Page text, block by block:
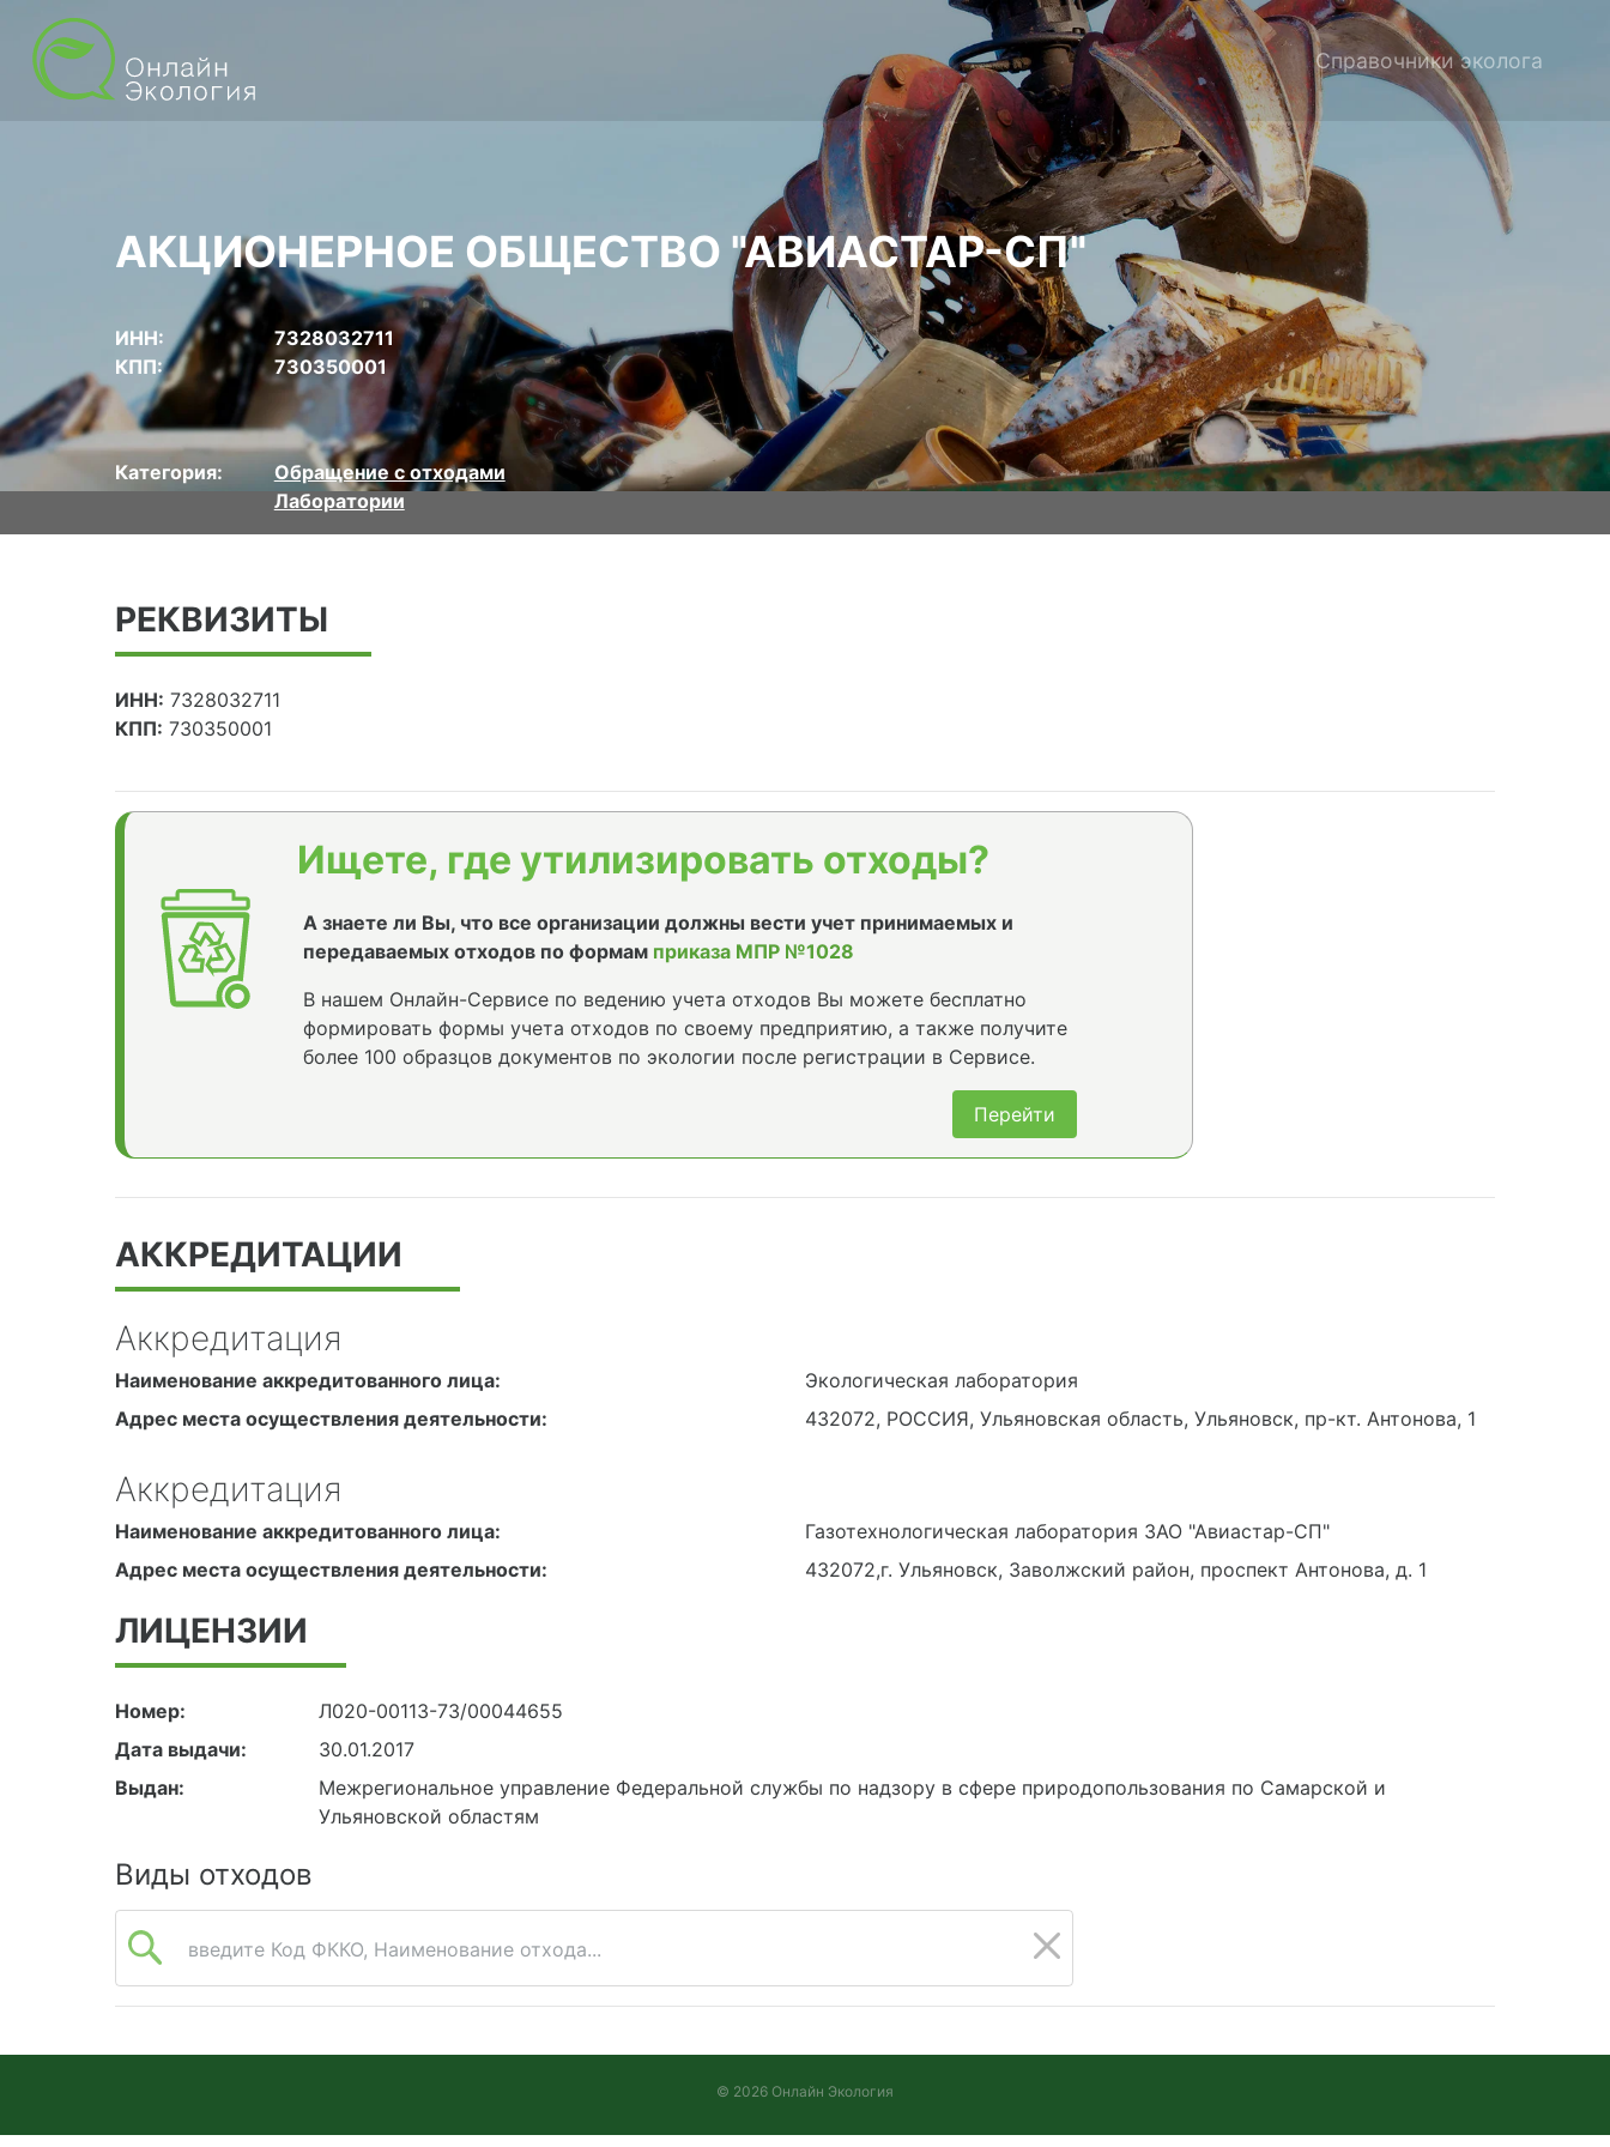
Справочники эколога
АКЦИОНЕРНОЕ ОБЩЕСТВО "АВИАСТАР-СП"
ИНН:
7328032711
КПП:
730350001
Категория:
Обращение с отходами
Лаборатории
РЕКВИЗИТЫ
ИНН: 7328032711
КПП: 730350001
Ищете, где утилизировать отходы?
А знаете ли Вы, что все организации должны вести учет принимаемых и
передаваемых отходов по формам приказа МПР №1028
В нашем Онлайн-Сервисе по ведению учета отходов Вы можете бесплатно
формировать формы учета отходов по своему предприятию, а также получите
более 100 образцов документов по экологии после регистрации в Сервисе.
Перейти
АККРЕДИТАЦИИ
Аккредитация
Наименование аккредитованного лица:
Экологическая лаборатория
Адрес места осуществления деятельности:
432072, РОССИЯ, Ульяновская область, Ульяновск, пр-кт. Антонова, 1
Аккредитация
Наименование аккредитованного лица:
Газотехнологическая лаборатория ЗАО "Авиастар-СП"
Адрес места осуществления деятельности:
432072,г. Ульяновск, Заволжский район, проспект Антонова, д. 1
ЛИЦЕНЗИИ
Номер:
Л020-00113-73/00044655
Дата выдачи:
30.01.2017
Выдан:
Межрегиональное управление Федеральной службы по надзору в сфере природопользования по Самарской и
Ульяновской областям
Виды отходов
введите Код ФККО, Наименование отхода...
© 2026 Онлайн Экология